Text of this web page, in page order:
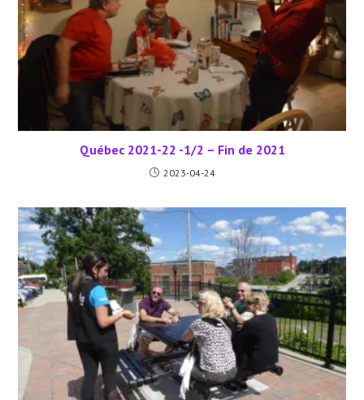
Québec 2021-22 -1/2 – Fin de 2021
2023-04-24